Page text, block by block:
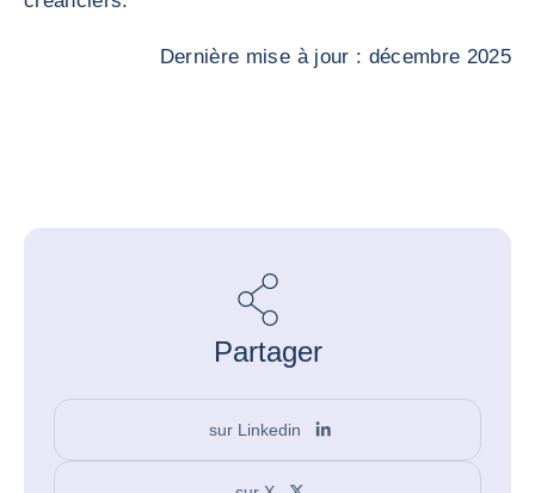
Dernière mise à jour : décembre 2025
Partager
sur Linkedin